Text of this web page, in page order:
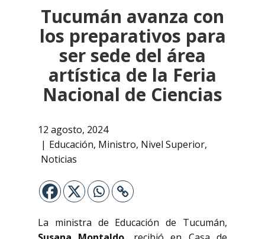
Tucumán avanza con
los preparativos para
ser sede del área
artística de la Feria
Nacional de Ciencias
12 agosto, 2024
Educación, Ministro, Nivel Superior,
Noticias
La ministra de Educación de Tucumán,